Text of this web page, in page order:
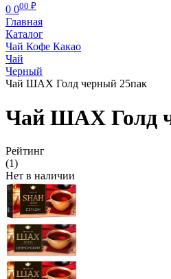
0 000 ₽
Главная
Каталог
Чай Кофе Какао
Чай
Черный
Чай ШАХ Голд черный 25пак
Чай ШАХ Голд
Рейтинг
(1)
Нет в наличии